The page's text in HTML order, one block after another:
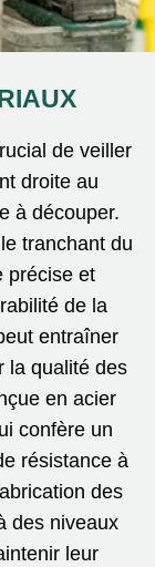
de veiller
droite au
à découper.
tranchant du
précise et
de la
entraîner
la qualité des
en acier
confère un
résistance à
des
des niveaux
leur